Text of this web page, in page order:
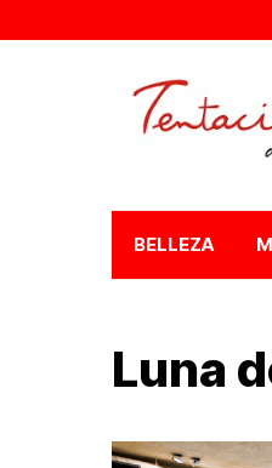
BELLEZA
Luna